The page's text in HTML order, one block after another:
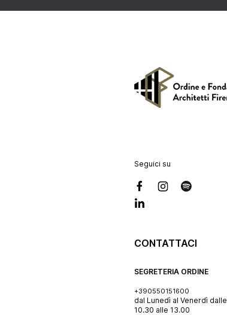
Seguici su
CONTATTACI
SEGRETERIA ORDINE
+390550151600
dal Lunedì al Venerdì dalle
10.30 alle 13.00